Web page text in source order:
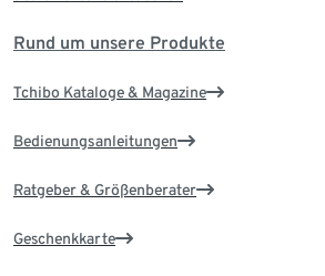
Rund um unsere Produkte
Tchibo Kataloge & Magazine
Bedienungsanleitungen
Ratgeber & Größenberater
Geschenkkarte